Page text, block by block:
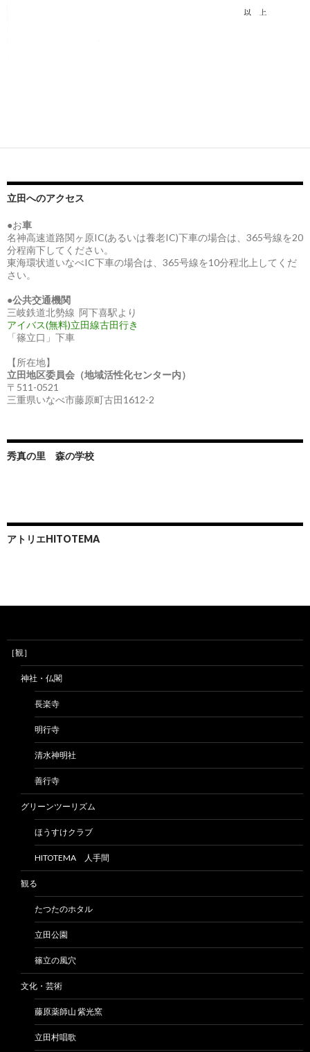
立田へのアクセス
●お車
名神高速道路関ヶ原IC(あるいは養老IC)下車の場合は、365号線を20
分程南下してください。
東海環状道いなべIC下車の場合は、365号線を10分程北上してくだ
さい。
●公共交通機関
三岐鉄道北勢線 阿下喜駅より
アイバス(無料)立田線古田行き
「篠立口」下車
【所在地】
立田地区委員会（地域活性化センター内）
〒511-0521
三重県いなべ市藤原町古田1612-2
秀真の里 森の学校
アトリエHITOTEMA
［観］
神社・仏閣
長楽寺
明行寺
清水神明社
善行寺
グリーンツーリズム
ほうすけクラブ
HITOTEMA 人手間
観る
たつたのホタル
立田公園
篠立の風穴
文化・芸術
藤原薬師山 紫光窯
立田村唱歌